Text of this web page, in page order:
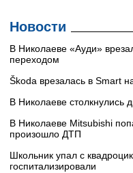
Новости
В Николаеве «Ауди»
переходом
Škoda врезалась в Smart
В Николаеве столкнулись
В Николаеве Mitsubishi
произошло ДТП
Школьник упал с
госпитализировали